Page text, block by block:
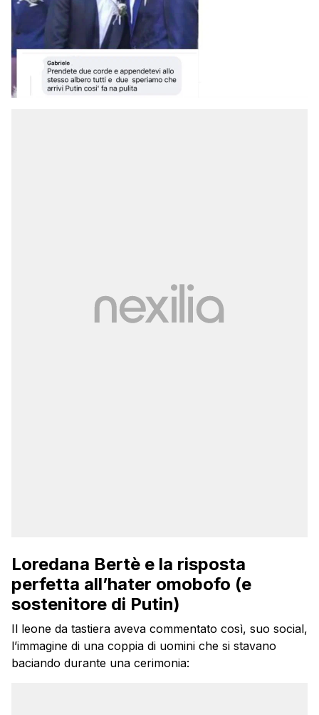
Loredana Bertè e la risposta
perfetta all’hater omobofo (e
sostenitore di Putin)
Il leone da tastiera aveva commentato così, suo social,
l’immagine di una coppia di uomini che si stavano
baciando durante una cerimonia: